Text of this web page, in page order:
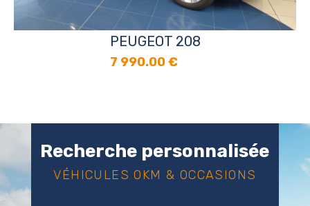
PEUGEOT 208
7 990.00€
Recherche personnalisée
VÉHICULES OKM & OCCASIONS